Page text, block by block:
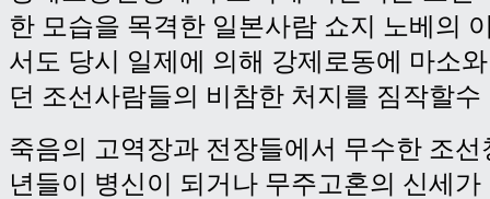
한 모습을 목격한 일본사람 쇼지 노베의
서도 당시 일제에 의해 강제로동에 마소
던 조선사람들의 비참한 처지를 짐작할수
죽음의 고역장과 전장들에서 무수한 조
년들이 병신이 되거나 무주고혼의 신세가